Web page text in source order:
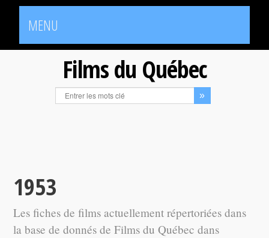
MENU
Films du Québec
1953
Les fiches de films actuellement répertoriées dans
la base de donnés de Films du Québec dans